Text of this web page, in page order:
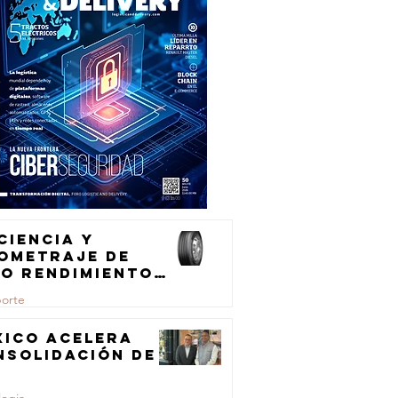
y
de
rendimiento
de
acelera
de